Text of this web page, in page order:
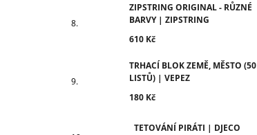
ZIPSTRING ORIGINAL - RŮZNÉ
BARVY | ZIPSTRING
610 Kč
TRHACÍ BLOK ZEMĚ, MĚSTO (50
LISTŮ) | VEPEZ
180 Kč
TETOVÁNÍ PIRÁTI | DJECO